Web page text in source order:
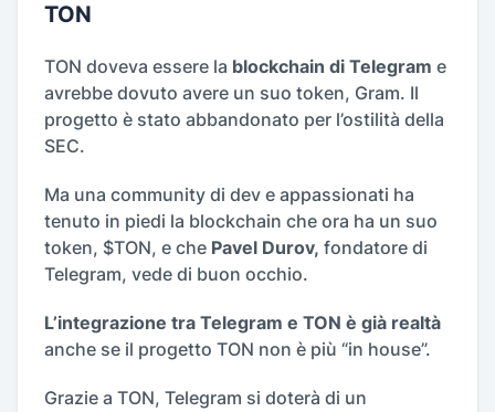
TON
TON doveva essere la blockchain di Telegram e
avrebbe dovuto avere un suo token, Gram. Il
progetto è stato abbandonato per l’ostilità della
SEC.
Ma una community di dev e appassionati ha
tenuto in piedi la blockchain che ora ha un suo
token, $TON, e che Pavel Durov, fondatore di
Telegram, vede di buon occhio.
L’integrazione tra Telegram e TON è già realtà
anche se il progetto TON non è più “in house”.
Grazie a TON, Telegram si doterà di un